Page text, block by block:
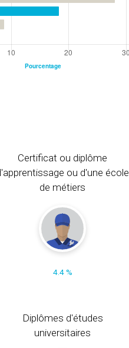
Certificat ou diplôme
ou d'une école
de métiers
4.4 %
Diplômes d'études
universitaires